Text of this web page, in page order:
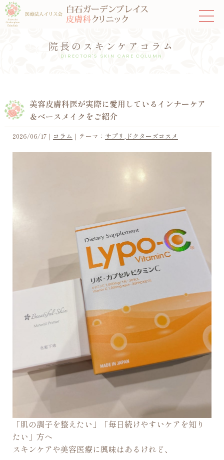
院長のスキンケアコラム
DIRECTOR'S SKIN CARE COLUMN
美容皮膚科医が実際に愛用しているインナーケア
＆ベースメイクをご紹介
2026/06/17｜ コラム ｜テーマ： サプリ , ドクターズコスメ
「肌の調子を整えたい」「毎日続けやすいケアを知り
たい」方へ
スキンケアや美容医療に興味はあるけれど、